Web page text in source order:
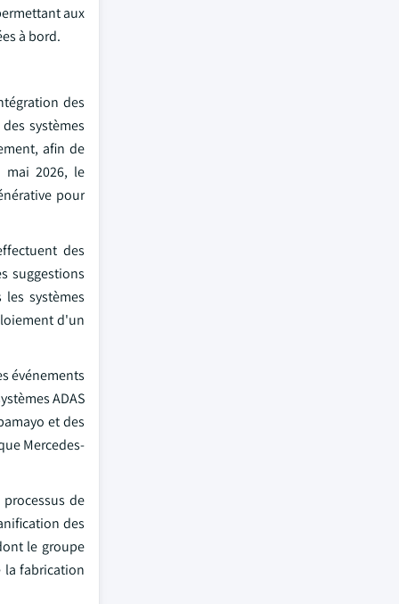
aux
à bord.
des
systèmes
afin de
mai 2026, le
pour
des
suggestions
systèmes
d'un
événements
ADAS
et des
Mercedes-
de
des
le groupe
la fabrication